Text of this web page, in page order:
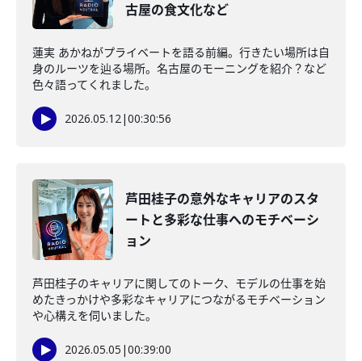
古屋の食文化など
蓮実 あかねがプライベートを語る前編。行きたい場所は自
身のルーツを辿る場所。名古屋のモーニングを紹介？など
色々語ってくれました。
2026.05.12|00:30:56
芦田桂子の意外なキャリアのスタ
ートと多彩な仕事へのモチベーシ
ョン
芦田桂子のキャリアに関してのトーク、モデルの仕事を始
めたきっかけや多彩なキャリアにつながるモチベーション
や心構えを伺いました。
2026.05.05 |00:39:00